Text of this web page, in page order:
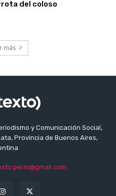
del coloso
más
y Comunicación Social,
Provincia de Buenos Aires,